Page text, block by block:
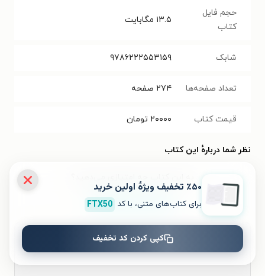
حجم فایل
کتاب
۱۳.۵ مگابایت
شابک ۹۷۸۶۲۲۲۵۵۳۱۵۹
تعداد صفحه‌ها ۲۷۴ صفحه
قیمت کتاب ۲۰۰۰۰ تومان
نظر شما دربارهٔ این کتاب
٪۵۰ تخفیف ویژۀ اولین خرید
برای کتاب‌های متنی، با کد FTX50
کپی کردن کد تخفیف